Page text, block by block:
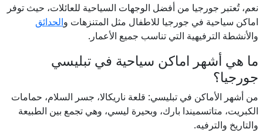
نعم، تُعتبر جورجيا من أفضل الوجهات السياحية للعائلات، حيث توفر
اماكن سياحية في جورجيا للاطفال مثل المتنزهات والحدائق
والأنشطة الترفيهية التي تناسب جميع الأعمار.
ما هي أشهر اماكن سياحية في تبليسي
جورجيا؟
من أشهر الأماكن في تبليسي: قلعة ناريكالا، جسر السلام، حمامات
الكبريت، متاتسميندا بارك، وبحيرة ليسي، وهي تجمع بين الطبيعة
والتاريخ والترفيه.